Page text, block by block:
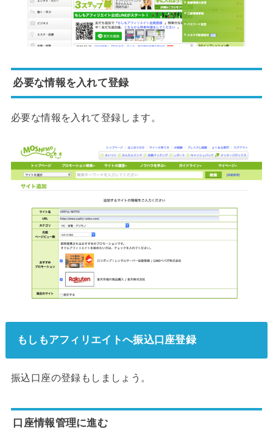
必要な情報を入れて登録
必要な情報を入れて登録します。
もしもアフィリエイトへ振込口座登録
振込口座の登録もしましょう。
口座情報管理に進む